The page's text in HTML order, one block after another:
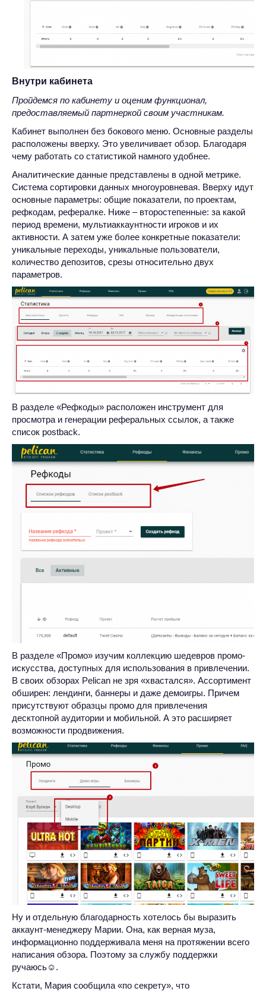
Внутри кабинета
Пройдемся по кабинету и оценим функционал,
предоставляемый партнеркой своим участникам.
Кабинет выполнен без бокового меню. Основные разделы
расположены вверху. Это увеличивает обзор. Благодаря
чему работать со статистикой намного удобнее.
Аналитические данные представлены в одной метрике.
Система сортировки данных многоуровневая. Вверху идут
основные параметры: общие показатели, по проектам,
рефкодам, рефералке. Ниже – второстепенные: за какой
период времени, мультиаккаунтности игроков и их
активности. А затем уже более конкретные показатели:
уникальные переходы, уникальные пользователи,
количество депозитов, срезы относительно двух
параметров.
В разделе «Рефкоды» расположен инструмент для
просмотра и генерации реферальных ссылок, а также
список postback.
В разделе «Промо» изучим коллекцию шедевров промо-
искусства, доступных для использования в привлечении.
В своих обзорах Pelican не зря «хвастался». Ассортимент
обширен: лендинги, баннеры и даже демоигры. Причем
присутствуют образцы промо для привлечения
десктопной аудитории и мобильной. А это расширяет
возможности продвижения.
Ну и отдельную благодарность хотелось бы выразить
аккаунт-менеджеру Марии. Она, как верная муза,
информационно поддерживала меня на протяжении всего
написания обзора. Поэтому за службу поддержки
ручаюсь☺.
Кстати, Мария сообщила «по секрету», что